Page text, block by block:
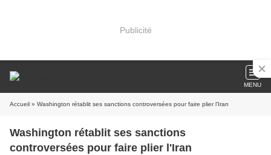
Publicité
MENU
Accueil » Washington rétablit ses sanctions controversées pour faire plier l'Iran
Washington rétablit ses sanctions
controversées pour faire plier l'Iran